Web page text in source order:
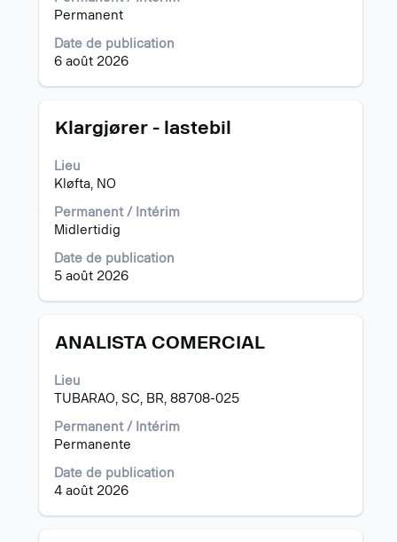
Permanent
Date de publication
6 août 2026
tout
contenu
des
Titre
Klargjører - lastebil
Lieu
Kløfta, NO
Permanent / Intérim
Midlertidig
Date de publication
5 août 2026
Sélectionnez
la
barre
d’espacement
pour
afficher
le
contenu
des
d’emploi.
Titre
ANALISTA COMERCIAL
Lieu
TUBARAO, SC, BR, 88708-025
Permanent / Intérim
Permanente
Date de publication
4 août 2026
Sélectionnez
la
barre
d’espacement
pour
afficher
le
contenu
des